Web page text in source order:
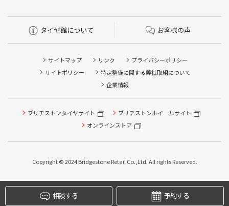
タイヤ館について お客様の声
サイトマップ リンク
プライバシーポリシー
サイトポリシー
特定整備に関する弊社取組について
企業情報
ブリヂストンタイヤサイト
ブリヂストンホイールサイト
オンラインストア
Copyright © 2024 Bridgestone Retail Co.,Ltd. All rights Reserved.
相談する 予約する
タイヤ点検・安全点検/タイヤ履き替え/オイル交換/その他
ピット作業の予約
本日のタイヤ履き替え順番待ち予約 ※クローク契約会員の